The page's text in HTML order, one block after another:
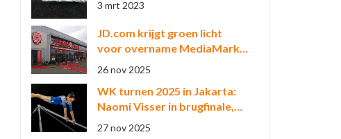
3 mrt 2023
JD.com krijgt groen licht
voor overname MediaMarkt
en Saturn
26 nov 2025
WK turnen 2025 in Jakarta:
Naomi Visser in brugfinale,
eerste
27 nov 2025